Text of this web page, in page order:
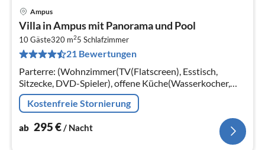
Ampus
Villa in Ampus mit Panorama und Pool
10 Gäste320 m25 Schlafzimmer
21 Bewertungen
Parterre: (Wohnzimmer(TV(Flatscreen), Esstisch,
Sitzecke, DVD-Spieler), offene Küche(Wasserkocher,
Kochherd(4 Kochplatten, elektrisch)
Kostenfreie Stornierung
ab 295€/ Nacht